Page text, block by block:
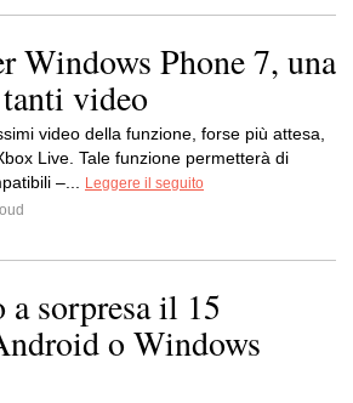
Windows Phone 7, una
video
video della funzione, forse più attesa,
Live. Tale funzione permetterà di
–...
Leggere il seguito
sorpresa il 15
o Windows